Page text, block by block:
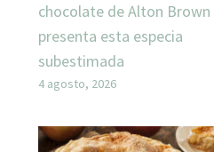
chocolate de Alton Brown
presenta esta especia
subestimada
4 agosto, 2026